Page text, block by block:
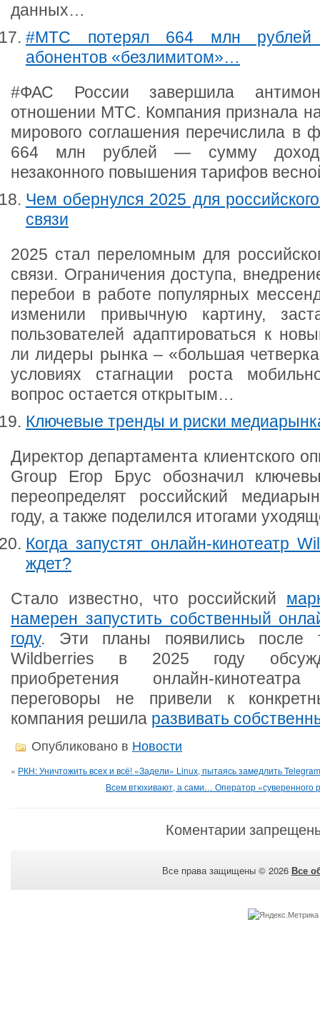
данных…
#МТС потерял 664 млн рублей
абонентов «безлимитом»…
#ФАС России завершила
отношении МТС. Компания признала
мирового соглашения перечислила в
664 млн рублей — сумму
незаконного повышения тарифов
Чем обернулся 2025 для
связи
2025 стал переломным для
связи. Ограничения доступа,
перебои в работе популярных
изменили привычную картину,
пользователей адаптироваться к
ли лидеры рынка – «большая
условиях стагнации роста
вопрос остается открытым…
Ключевые тренды и риски
Директор департамента клиентского
Group Егор Брус обозначил
переопределят российский
году, а также поделился итогами
Когда запустят онлайн-кинотеатр
ждет?
Стало известно, что российский
намерен запустить собственный
году. Эти планы появились после
Wildberries в 2025 году
приобретения онлайн-
переговоры не привели к
компания решила развивать
Опубликовано в Новости
« РКН: Уничтожить всех и всё! «Задели» Linux, пытаясь замедлить
Всем втюхивают, а сами… Оператор «суверенного
Коментарии
Все права защищены © 2026 Все